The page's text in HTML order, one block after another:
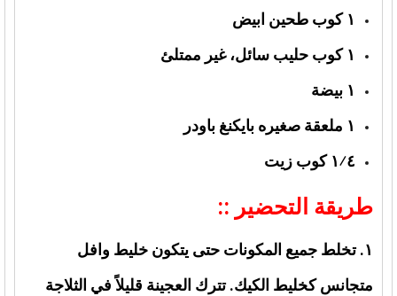
١ كوب طحين ابيض
١ كوب حليب سائل، غير ممتلئ
١ بيضة
١ ملعقة صغيره بايكنغ باودر
١⁄٤ كوب زيت
طريقة التحضير ::
١. تخلط جميع المكونات حتى يتكون خليط وافل
متجانس كخليط الكيك. تترك العجينة قليلاً في الثلاجة